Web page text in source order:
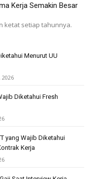
Kerja Semakin Besar
ketat setiap tahunnya.
Menurut UU
2026
Diketahui Fresh
yang Wajib Diketahui
Kerja